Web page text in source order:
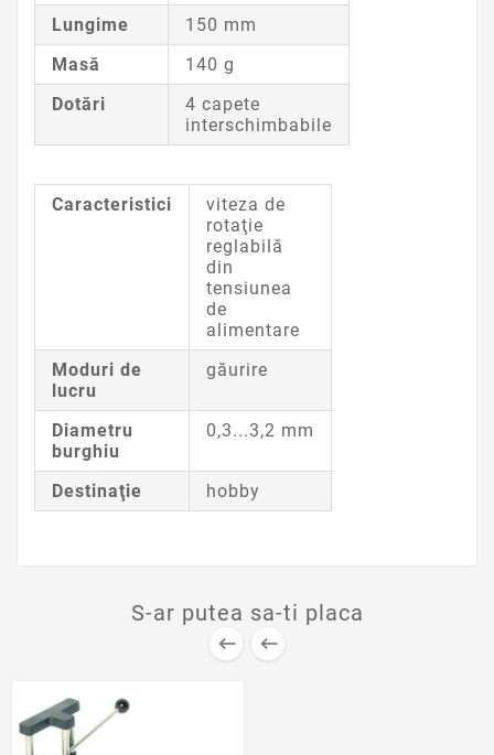
Lungime
150 mm
Masă
140 g
Dotări
4 capete
interschimbabile
Caracteristici
viteza de
rotaţie
reglabilă
din
tensiunea
de
alimentare
Moduri de
lucru
găurire
Diametru
burghiu
0,3...3,2 mm
Destinaţie hobby
S-ar putea sa-ti placa
 